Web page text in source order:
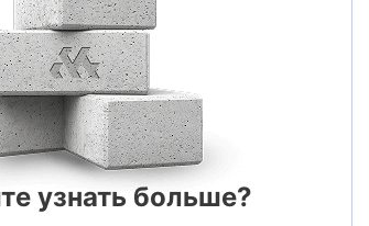
узнать больше?